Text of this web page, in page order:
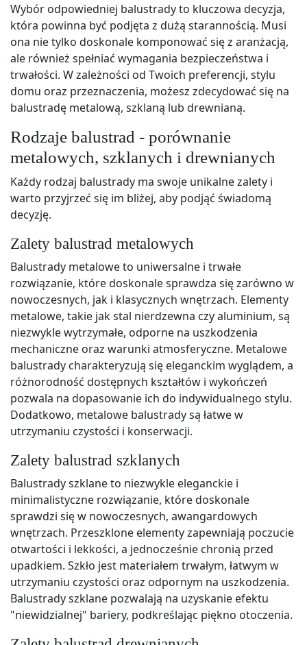
Wybór odpowiedniej balustrady to kluczowa decyzja,
która powinna być podjęta z dużą starannością. Musi
ona nie tylko doskonale komponować się z aranżacją,
ale również spełniać wymagania bezpieczeństwa i
trwałości. W zależności od Twoich preferencji, stylu
domu oraz przeznaczenia, możesz zdecydować się na
balustradę metalową, szklaną lub drewnianą.
Rodzaje balustrad - porównanie
metalowych, szklanych i drewnianych
Każdy rodzaj balustrady ma swoje unikalne zalety i
warto przyjrzeć się im bliżej, aby podjąć świadomą
decyzję.
Zalety balustrad metalowych
Balustrady metalowe to uniwersalne i trwałe
rozwiązanie, które doskonale sprawdza się zarówno w
nowoczesnych, jak i klasycznych wnętrzach. Elementy
metalowe, takie jak stal nierdzewna czy aluminium, są
niezwykle wytrzymałe, odporne na uszkodzenia
mechaniczne oraz warunki atmosferyczne. Metalowe
balustrady charakteryzują się eleganckim wyglądem, a
różnorodność dostępnych kształtów i wykończeń
pozwala na dopasowanie ich do indywidualnego stylu.
Dodatkowo, metalowe balustrady są łatwe w
utrzymaniu czystości i konserwacji.
Zalety balustrad szklanych
Balustrady szklane to niezwykle eleganckie i
minimalistyczne rozwiązanie, które doskonale
sprawdzi się w nowoczesnych, awangardowych
wnętrzach. Przeszklone elementy zapewniają poczucie
otwartości i lekkości, a jednocześnie chronią przed
upadkiem. Szkło jest materiałem trwałym, łatwym w
utrzymaniu czystości oraz odpornym na uszkodzenia.
Balustrady szklane pozwalają na uzyskanie efektu
"niewidzialnej" bariery, podkreślając piękno otoczenia.